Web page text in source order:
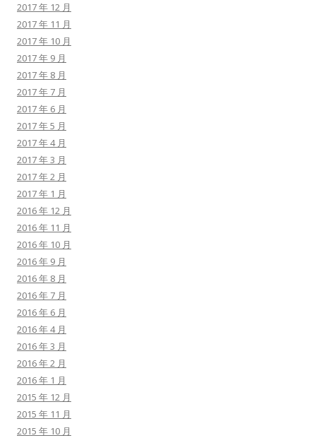
2017 年 12 月
2017 年 11 月
2017 年 10 月
2017 年 9 月
2017 年 8 月
2017 年 7 月
2017 年 6 月
2017 年 5 月
2017 年 4 月
2017 年 3 月
2017 年 2 月
2017 年 1 月
2016 年 12 月
2016 年 11 月
2016 年 10 月
2016 年 9 月
2016 年 8 月
2016 年 7 月
2016 年 6 月
2016 年 4 月
2016 年 3 月
2016 年 2 月
2016 年 1 月
2015 年 12 月
2015 年 11 月
2015 年 10 月